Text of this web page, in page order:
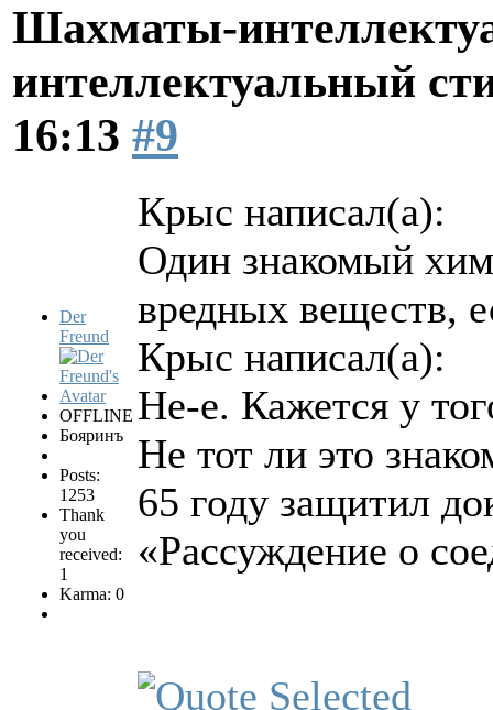
Шахматы-
интеллектуальный
16:13 #9
Der
Freund
OFFLINE
Бояринъ
Posts:
1253
Thank
you
received:
1
Karma: 0
Крыс написал(а):
Один знакомый
вредных веществ,
Крыс написал(а):
Не-е. Кажется у
Не тот ли это
65 году защитил
«Рассуждение о